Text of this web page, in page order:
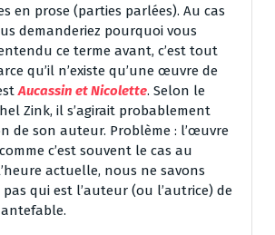
en prose (parties parlées). Au cas
demanderiez pourquoi vous
ce terme avant, c’est tout
qu’il n’existe qu’une œuvre de
Aucassin et Nicolette. Selon le
Zink, il s’agirait probablement
de son auteur. Problème : l’œuvre
c’est souvent le cas au
actuelle, nous ne savons
qui est l’auteur (ou l’autrice) de